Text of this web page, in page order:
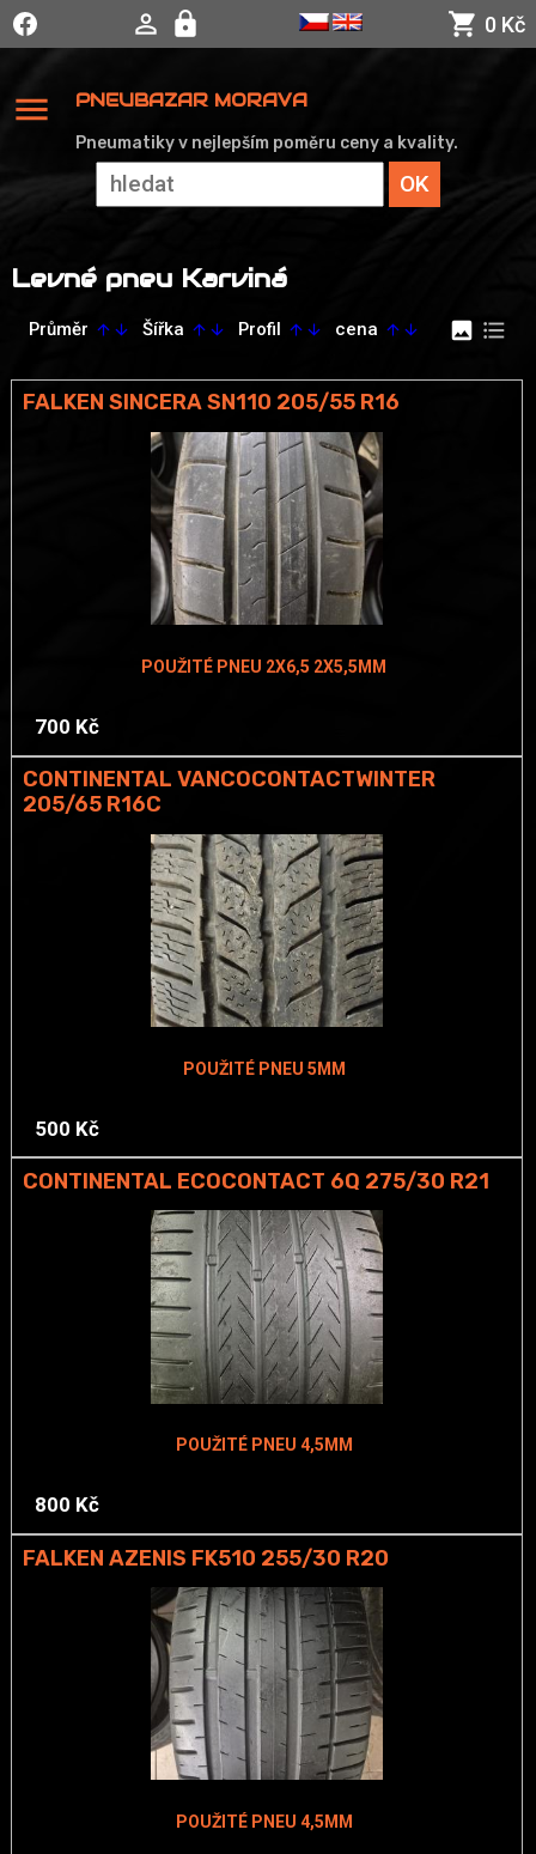
0 Kč
menu PNEUBAZAR MORAVA
Pneumatiky v nejlepším poměru ceny a kvality.
Levné pneu Karviná
Průměr arrow_upward arrow_downward Šířka arrow_upward arrow_downward Profil arrow_upward arrow_downward cena arrow_upward arrow_downward image format_list_bulleted
FALKEN SINCERA SN110 205/55 R16
POUŽITÉ PNEU 2X6,5 2X5,5MM
700 Kč
CONTINENTAL VANCOCONTACTWINTER
205/65 R16C
POUŽITÉ PNEU 5MM
500 Kč
CONTINENTAL ECOCONTACT 6Q 275/30 R21
POUŽITÉ PNEU 4,5MM
800 Kč
FALKEN AZENIS FK510 255/30 R20
POUŽITÉ PNEU 4,5MM